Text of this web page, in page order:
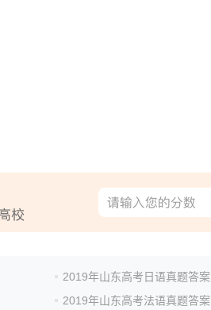
2019年山东高考日语真题答案
2019年山东高考法语真题答案